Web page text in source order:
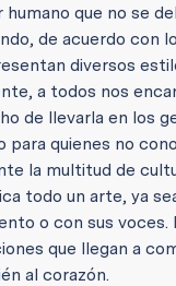
humano que no se
de acuerdo con
diversos
a todos nos
de llevarla en los
para quienes no
la multitud de
todo un arte, ya
o con sus voces.
que llegan a
al corazón.